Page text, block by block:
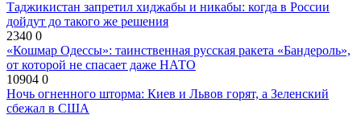
Таджикистан запретил хиджабы и никабы: когда в России
дойдут до такого же решения
2340 0
«Кошмар Одессы»: таинственная русская ракета «Бандероль»,
от которой не спасает даже НАТО
10904 0
Ночь огненного шторма: Киев и Львов горят, а Зеленский
сбежал в США